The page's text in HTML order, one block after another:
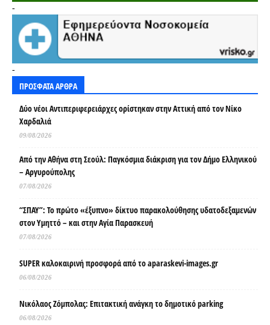
-
-
ΠΡΟΣΦΑΤΑ ΑΡΘΡΑ
Δύο νέοι Αντιπεριφερειάρχες ορίστηκαν στην Αττική από τον Νίκο
Χαρδαλιά
09/08/2026
Από την Αθήνα στη Σεούλ: Παγκόσμια διάκριση για τον Δήμο Ελληνικού
– Αργυρούπολης
07/08/2026
“ΣΠΑΥ”: Το πρώτο «έξυπνο» δίκτυο παρακολούθησης υδατοδεξαμενών
στον Υμηττό – και στην Αγία Παρασκευή
07/08/2026
SUPER καλοκαιρινή προσφορά από το aparaskevi-images.gr
06/08/2026
Νικόλαος Ζόμπολας: Επιτακτική ανάγκη το δημοτικό parking
06/08/2026